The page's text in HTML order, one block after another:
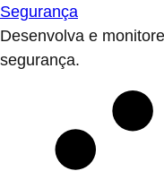
Segurança
Desenvolva e
segurança.